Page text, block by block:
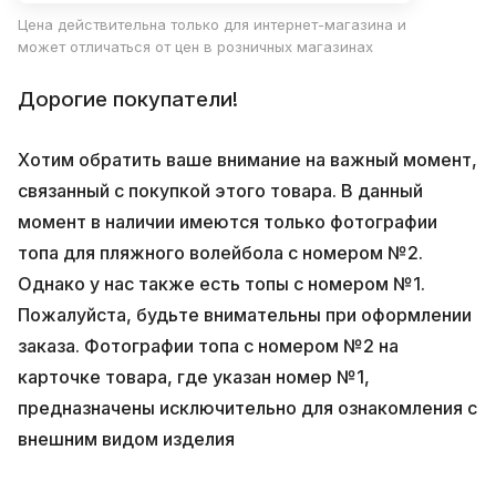
Цена действительна только для интернет-магазина и
может отличаться от цен в розничных магазинах
Дорогие покупатели!
Хотим обратить ваше внимание на важный момент,
связанный с покупкой этого товара. В данный
момент в наличии имеются только фотографии
топа для пляжного волейбола с номером №2.
Однако у нас также есть топы с номером №1.
Пожалуйста, будьте внимательны при оформлении
заказа. Фотографии топа с номером №2 на
карточке товара, где указан номер №1,
предназначены исключительно для ознакомления с
внешним видом изделия